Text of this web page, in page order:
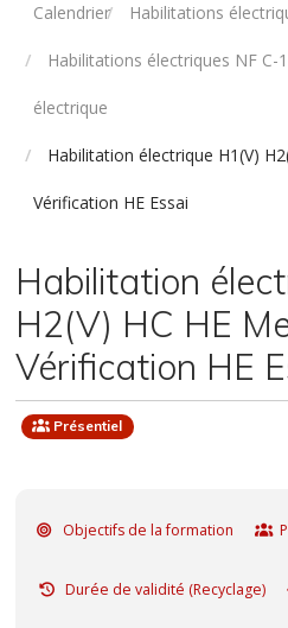
Calendrier Habilitations
Habilitations électriques NF C-
électrique
Habilitation électrique H1(V)
Vérification HE Essai
Habilitation
H2(V) HC HE
Vérification HE
Présentiel
Objectifs de la formation
Durée de validité (Recyclage)